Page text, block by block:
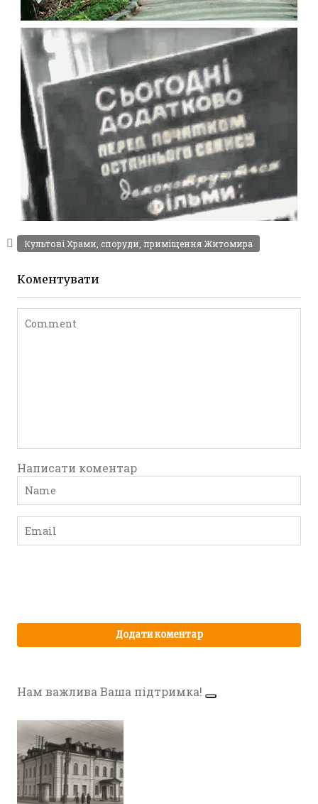
ЖИТОМИР У ФІЛЬМІ “САВРАСКА” 1989
Відео Житомира
Leave a comment
АМАТОРСЬКЕ ВІДЕО ЖИТОМИРА 60-Х
Відео Житомира
Культові Храми, споруди, приміщення Житомира
Коментувати
Написати коментар
Нам важлива Ваша підтримка!